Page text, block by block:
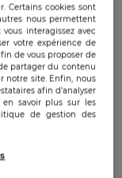
2019,
des
Nord Stream
œuvre par la
gazoduc.
qu’il ne
Certains cookies sont
nous permettent
interagissez avec
votre expérience de
de vous proposer de
partager du contenu
notre site. Enfin, nous
afin d’analyser
savoir plus sur les
de gestion des